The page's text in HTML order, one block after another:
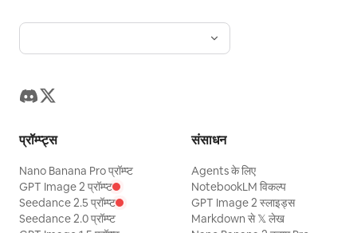
प्रॉम्प्ट्स
Nano Banana Pro प्रॉम्प्ट
GPT Image 2 प्रॉम्प्ट
Seedance 2.5 प्रॉम्प्ट
Seedance 2.0 प्रॉम्प्ट
संसाधन
Agents के लिए
NotebookLM विकल्प
GPT Image 2 स्लाइड्स
Markdown से 𝕏 लेख